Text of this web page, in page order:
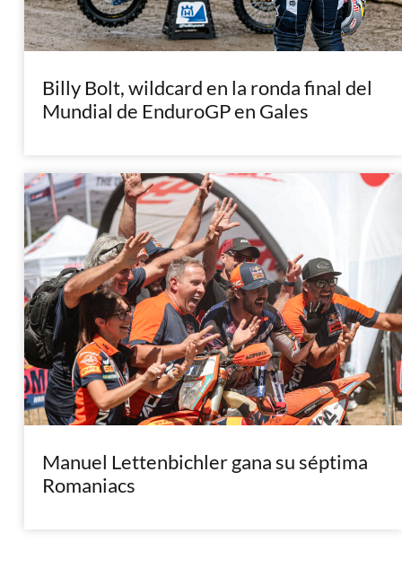
Billy Bolt, wildcard en la ronda final del
Mundial de EnduroGP en Gales
Manuel Lettenbichler gana su séptima
Romaniacs